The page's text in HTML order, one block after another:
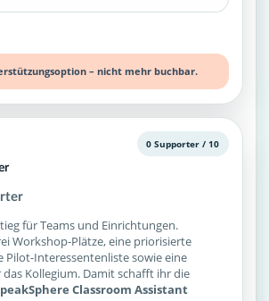
– nicht mehr buchbar.
0 Supporter / 10
für Teams und Einrichtungen.
Workshop-Plätze, eine priorisierte
Pilot-Interessentenliste sowie eine
Kollegium. Damit schafft ihr die
Classroom Assistant